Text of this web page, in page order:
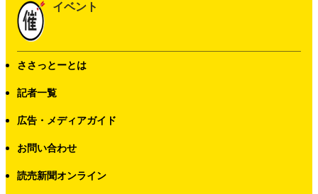
イベント
ささっとーとは
記者一覧
広告・メディアガイド
お問い合わせ
読売新聞オンライン